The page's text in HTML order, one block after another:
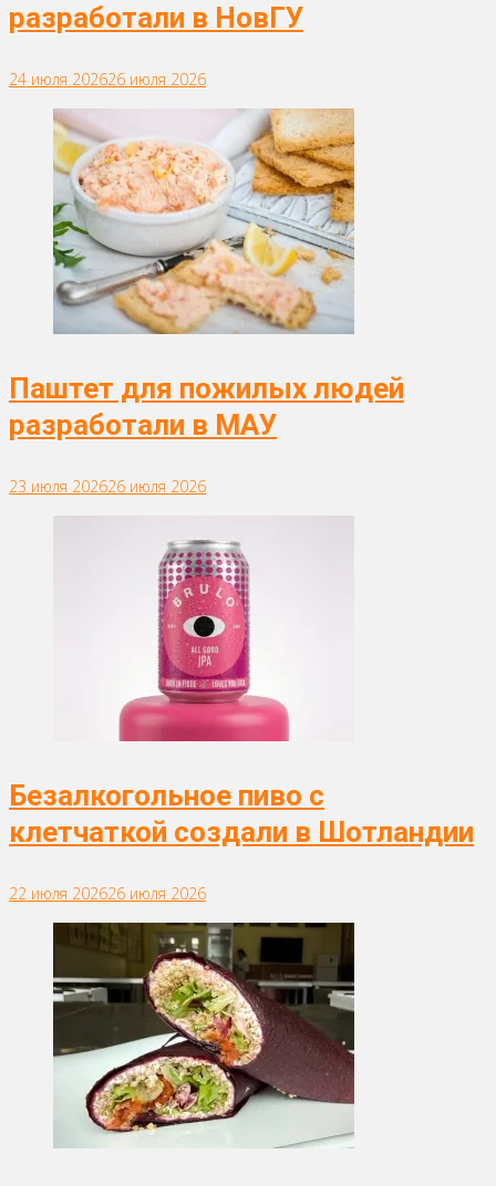
разработали в НовГУ
24 июля 202626 июля 2026
Паштет для пожилых людей
разработали в МАУ
23 июля 202626 июля 2026
Безалкогольное пиво с
клетчаткой создали в Шотландии
22 июля 202626 июля 2026